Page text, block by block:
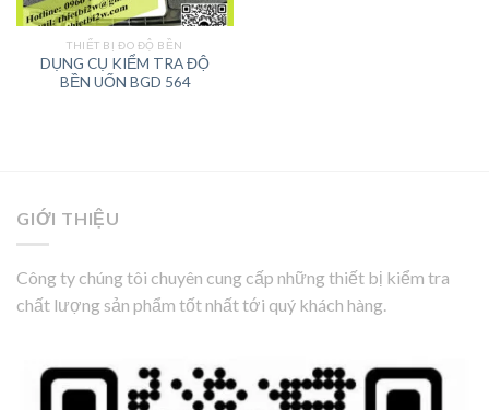
THIẾT BỊ ĐO ĐỘ BỀN
DỤNG CỤ KIỂM TRA ĐỘ
BỀN UỐN BGD 564
GIỚI THIỆU
Công ty chúng tôi chuyên cung cấp những thiết bị kiểm tra
chất lượng sản phẩm tốt nhất tới quý khách hàng.